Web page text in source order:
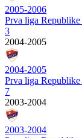
2005-2006
Prva liga Republike
3
2004-2005
2004-2005
Prva liga Republike
7
2003-2004
2003-2004